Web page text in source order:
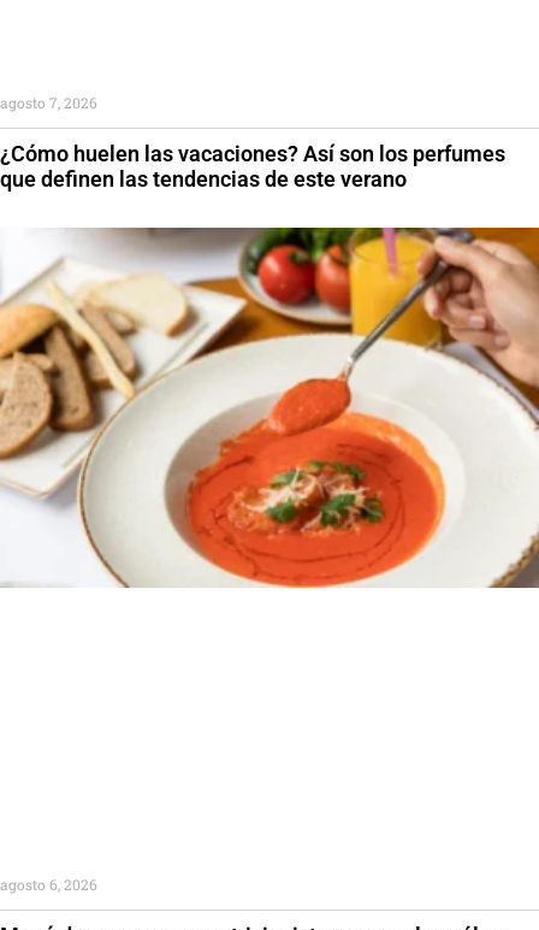
¿Cómo huelen las vacaciones? Así son los perfumes
que definen las tendencias de este verano
agosto 7, 2026
agosto 6, 2026